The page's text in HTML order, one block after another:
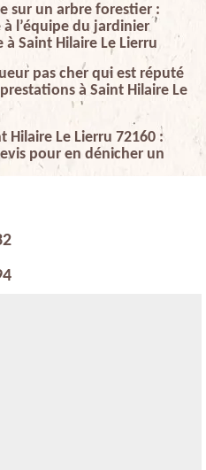
sur un arbre forestier :
l’équipe du jardinier
Saint Hilaire Le Lierru
pas cher qui est réputé
à Saint Hilaire Le
Hilaire Le Lierru 72160 :
pour en dénicher un